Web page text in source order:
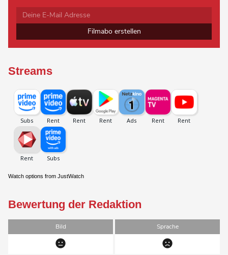
Filmabo erstellen
Streams
Watch options from JustWatch
Bewertung der Redaktion
Bild Sprache